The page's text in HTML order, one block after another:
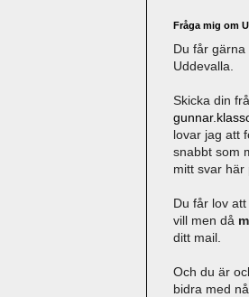
Fråga mig om
Du får
Uddevalla.
Skicka din
lovar jag att
snabbt som
mitt svar här
Du får lov att
vill men då
ditt mail.
Och du är
bidra med